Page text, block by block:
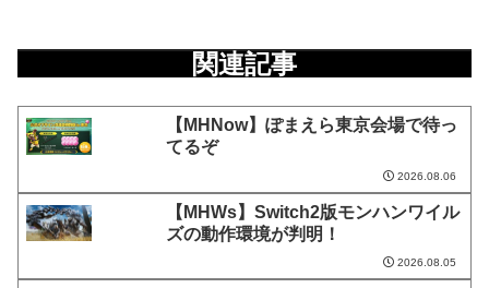
関連記事
【MHNow】ぽまえら東京会場で待っ
てるぞ
2026.08.06
【MHWs】Switch2版モンハンワイル
ズの動作環境が判明！
2026.08.05